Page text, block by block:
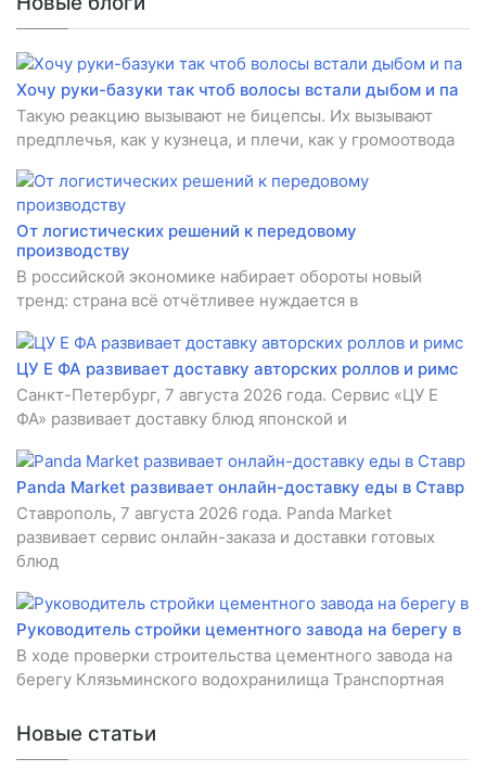
Хочу руки-базуки так чтоб волосы встали дыбом и па
Такую реакцию вызывают не бицепсы. Их вызывают
предплечья, как у кузнеца, и плечи, как у громоотвода
От логистических решений к передовому
производству
В российской экономике набирает обороты новый
тренд: страна всё отчётливее нуждается в
ЦУ Е ФА развивает доставку авторских роллов и римс
Санкт-Петербург, 7 августа 2026 года. Сервис «ЦУ Е
ФА» развивает доставку блюд японской и
Panda Market развивает онлайн-доставку еды в Ставр
Ставрополь, 7 августа 2026 года. Panda Market
развивает сервис онлайн-заказа и доставки готовых
блюд
Руководитель стройки цементного завода на берегу в
В ходе проверки строительства цементного завода на
берегу Клязьминского водохранилища Транспортная
Новые статьи